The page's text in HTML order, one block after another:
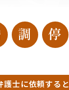
調 停
護士に依頼すると